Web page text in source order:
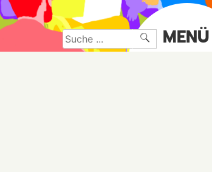
Suche
nach:
MENÜ